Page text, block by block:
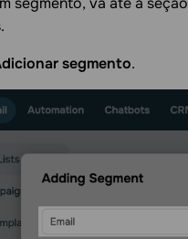
.
segmento.